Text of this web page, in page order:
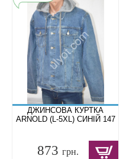
ДЖИНСОВА КУРТКА
ARNOLD (L-5XL) СИНІЙ 147
873 грн.